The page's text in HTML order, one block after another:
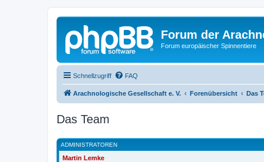
Forum der
Forum europäischer Spinnentiere
Schnellzugriff FAQ
Arachnologische Gesellschaft e. V. Forenübersicht Das
Das Team
ADMINISTRATOREN
Martin Lemke